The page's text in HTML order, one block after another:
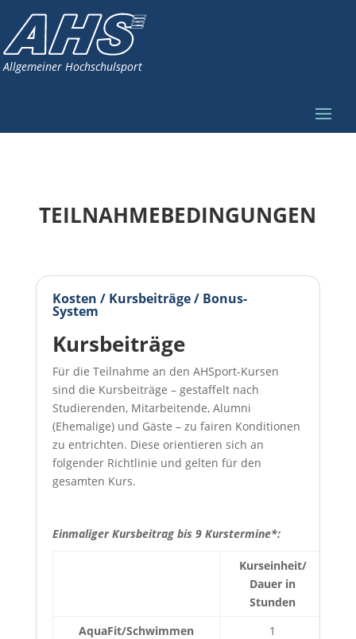
Allgemeiner Hochschulsport
TEILNAHMEBEDINGUNGEN
Kosten / Kursbeiträge / Bonus-
System
Kursbeiträge
Für die Teilnahme an den AHSport-Kursen
sind die Kursbeiträge – gestaffelt nach
Studierenden, Mitarbeitende, Alumni
(Ehemalige) und Gäste – zu fairen Konditionen
zu entrichten. Diese orientieren sich an
folgender Richtlinie und gelten für den
gesamten Kurs.
Einmaliger Kursbeitrag bis 9 Kurstermine*:
Kurseinheit/
Dauer in
Stunden
AquaFit/Schwimmen
1